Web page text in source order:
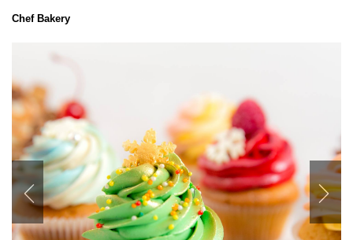
Chef Bakery
Previous